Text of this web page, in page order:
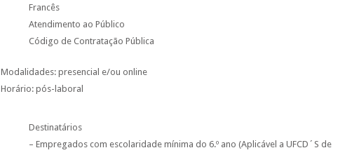
Francês
Atendimento ao Público
Código de Contratação Pública
Modalidades: presencial e/ou online
Horário: pós-laboral
Destinatários
– Empregados com escolaridade mínima do 6.º ano (Aplicável a UFCD´S de